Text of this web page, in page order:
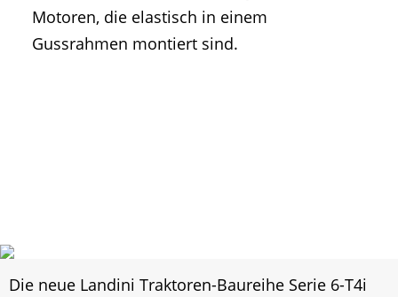
Motoren, die elastisch in einem
Gussrahmen montiert sind.
Die neue Landini Traktoren-Baureihe Serie 6-T4i